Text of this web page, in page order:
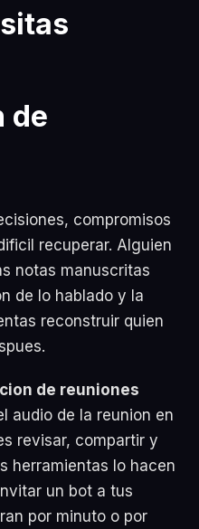
de
compromisos
recuperar. Alguien
notas manuscritas
de lo hablado y la
reconstruir quien
de reuniones
audio de la reunion en
revisar, compartir y
herramientas lo hacen
un bot a tus
por minuto o por